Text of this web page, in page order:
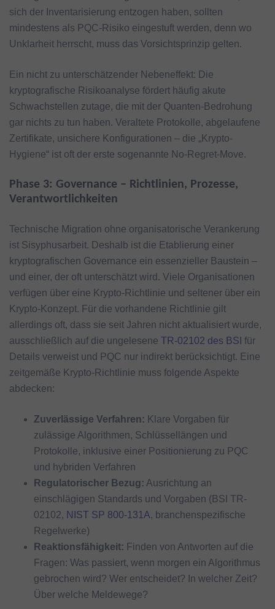
sich der Inventarisierung entzogen haben, sollten
mindestens als PQC-Risiko eingestuft werden, denn wo
Unklarheit herrscht, muss das Vorsichtsprinzip gelten.
Ein nicht zu unterschätzender Nebeneffekt: Die
kryptografische Risikoanalyse fördert häufig akute
Schwachstellen zutage, die mit der Quanten-Bedrohung
gar nichts zu tun haben. Veraltete Protokolle, abgelaufene
Zertifikate, unsichere Konfigurationen – die „Krypto-
Hygiene“ ist oft der erste sogenannte No-Regret-Move.
Phase 3: Governance – Richtlinien, Prozesse,
Verantwortlichkeiten
Technische Migration ohne organisatorische Verankerung
ist Sisyphusarbeit. Deshalb ist die Etablierung einer
kryptografischen Governance ein essenzieller Baustein –
und einer, der oft unterschätzt wird. Viele Organisationen
verfügen über eine Krypto-Richtlinie und seltener über ein
Krypto-Konzept. Für die vorhandene Richtlinie gilt
allerdings oft, dass sie seit Jahren nicht aktualisiert wurde,
ausschließlich auf die ungelesene TR-02102 des BSI für
Details verweist und PQC nur indirekt berücksichtigt. Eine
zeitgemäße Krypto-Richtlinie muss folgende Aspekte
abdecken:
Zuverlässige Verfahren: Klare Vorgaben für
zulässige Algorithmen, Schlüssellängen und
Protokolle, inklusive einer Positionierung zu PQC
und hybriden Verfahren
Regulatorischer Bezug: Ausrichtung an
einschlägigen Standards und Vorgaben (BSI TR-
02102, NIST SP 800-131A, branchenspezifische
Regelwerke)
Reaktionsfähigkeit: Finden von Antworten auf die
Fragen: Was passiert, wenn morgen ein Algorithmus
gebrochen wird? Wer entscheidet? In welcher Zeit?
Über welche Meldewege?